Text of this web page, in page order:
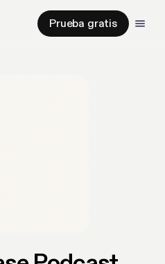
Prueba gratis